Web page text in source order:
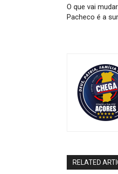
O que vai
Pacheco é a
RELATED